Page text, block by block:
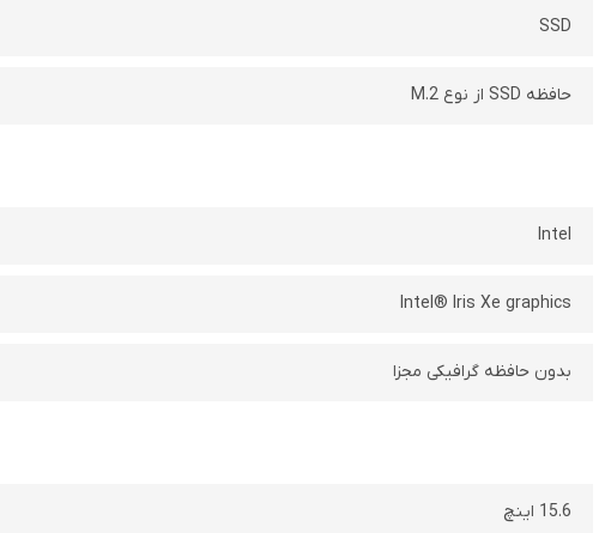
SSD
حافظه SSD‌ از نوع M.2
Intel
Intel® Iris Xe graphics
بدون حافظه گرافیکی مجزا
15.6 اینچ